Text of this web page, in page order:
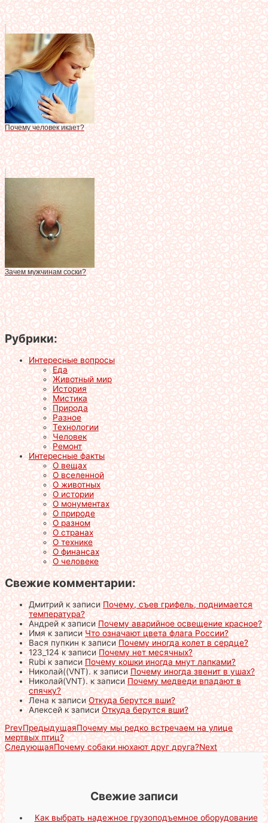
Почему человек икает?
Зачем мужчинам соски?
Рубрики:
Интересные вопросы
Еда
Животный мир
История
Мистика
Природа
Разное
Технологии
Человек
Ремонт
Интересные факты
О вещах
О вселенной
О животных
О истории
О монументах
О природе
О разном
О странах
О технике
О финансах
О человеке
Свежие комментарии:
Дмитрийк записиПочему, съев грифель, поднимается
температура?
Андрейк записиПочему аварийное освещение красное?
Имяк записиЧто означают цвета флага России?
Вася пупкинк записиПочему иногда колет в сердце?
123_124 к записи Почему нет месячных?
Rubiк записиПочему кошки иногда мнут лапками?
Николай((VNT).к записиПочему иногда звенит в ушах?
Николай(VNT). к записиПочему медведи впадают в
спячку?
Ленак записиОткуда берутся вши?
Алексейк записиОткуда берутся вши?
PrevПредыдущаяПочему мы редко встречаем на улице
мертвых птиц?
СледующаяПочему собаки нюхают друг друга?Next
Свежие записи
Как выбрать надежное грузоподъемное оборудование